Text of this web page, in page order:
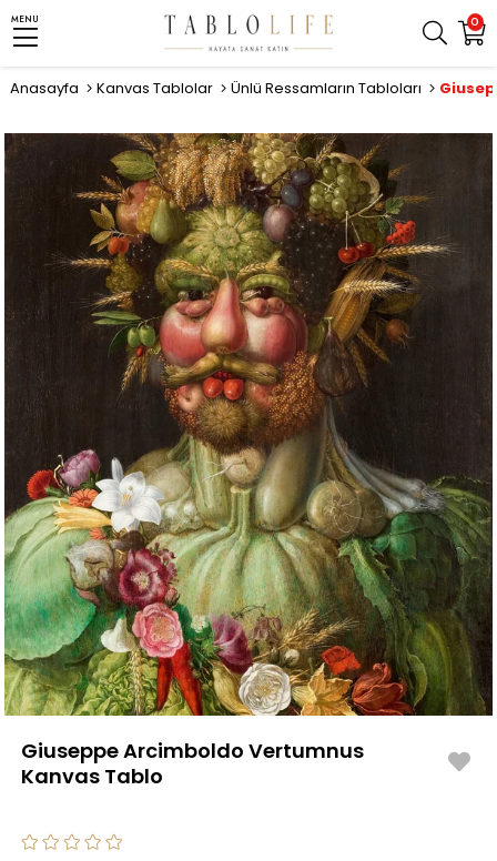
0
MENU
Anasayfa Kanvas Tablolar Ünlü Ressamların Tabloları
Giuseppe Arcimboldo Vertumnus
Kanvas Tablo